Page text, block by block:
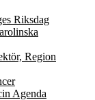
Riksdag
Region
Agenda